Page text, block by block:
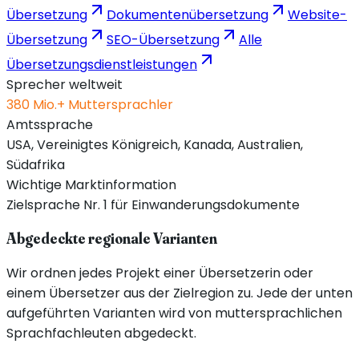
Übersetzung
Dokumentenübersetzung
Website-
Übersetzung
SEO-Übersetzung
Alle
Übersetzungsdienstleistungen
Sprecher weltweit
380 Mio.+ Muttersprachler
Amtssprache
USA, Vereinigtes Königreich, Kanada, Australien,
Südafrika
Wichtige Marktinformation
Zielsprache Nr. 1 für Einwanderungsdokumente
Abgedeckte regionale Varianten
Wir ordnen jedes Projekt einer Übersetzerin oder
einem Übersetzer aus der Zielregion zu. Jede der unten
aufgeführten Varianten wird von muttersprachlichen
Sprachfachleuten abgedeckt.